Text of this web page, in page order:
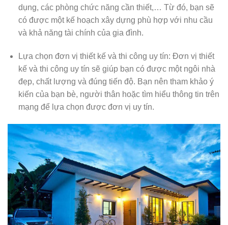
dụng, các phòng chức năng cần thiết,… Từ đó, bạn sẽ
có được một kế hoạch xây dựng phù hợp với nhu cầu
và khả năng tài chính của gia đình.
Lựa chọn đơn vị thiết kế và thi công uy tín: Đơn vị thiết
kế và thi công uy tín sẽ giúp bạn có được một ngôi nhà
đẹp, chất lượng và đúng tiến độ. Bạn nên tham khảo ý
kiến của bạn bè, người thân hoặc tìm hiểu thông tin trên
mạng để lựa chọn được đơn vị uy tín.